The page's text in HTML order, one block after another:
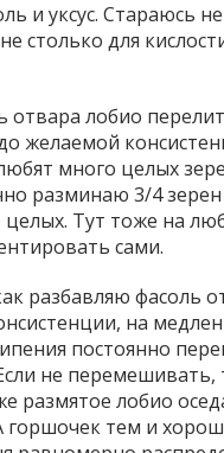
и уксус. Стараюсь
столько для
отвара лобио
желаемой
много целых
разминаю 3/4
целых. Тут тоже на
сами.
разбавляю фасоль
на
постоянно
не перемешивать,
размятое лобио
горшочек тем и